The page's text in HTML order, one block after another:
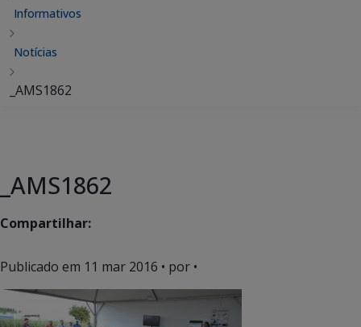
Informativos
Notícias
_AMS1862
_AMS1862
Compartilhar:
Publicado em 11 mar 2016 • por •